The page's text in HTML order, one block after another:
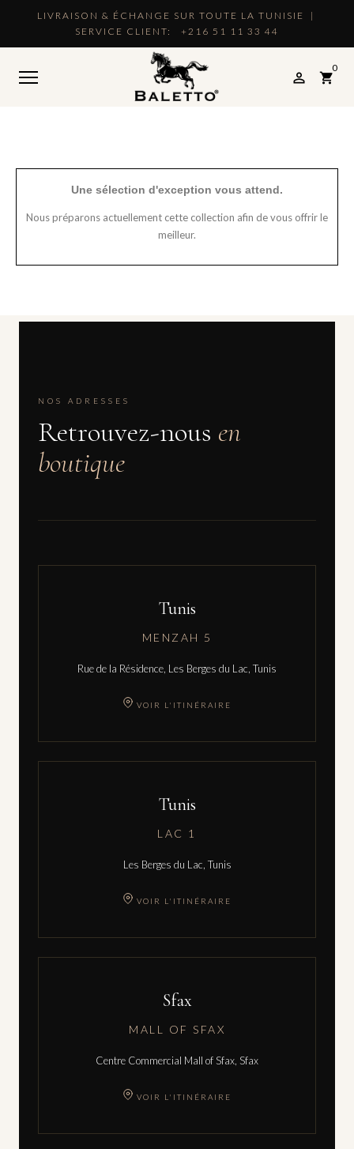
LIVRAISON & ÉCHANGE SUR TOUTE LA TUNISIE |
SERVICE CLIENT:
+216 51 11 33 44
 shopping_cart
0
Une sélection d'exception vous attend.
Nous préparons actuellement cette collection afin de vous offrir le
meilleur.
NOS ADRESSES
Retrouvez-nous en
boutique
Tunis
MENZAH 5
Rue de la Résidence, Les Berges du Lac, Tunis
VOIR L'ITINÉRAIRE
Tunis
LAC 1
Les Berges du Lac, Tunis
VOIR L'ITINÉRAIRE
Sfax
MALL OF SFAX
Centre Commercial Mall of Sfax, Sfax
VOIR L'ITINÉRAIRE